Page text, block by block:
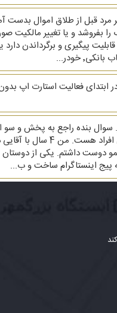
مرد قبل از طلاق اموال بدست
بفروشد و یا تغییر مالکیت
و قابل اثبات باشد٬ قابلیت پیگیری و برگرداندن
خودر...
ابتدای فعالیت استارت اپ
سوال بنده راجع به پخش و سو
از صفحاتِ شخصی افراد هست. من 4
دوست داشتم. یکی از
پیج اینستاگرام ساخت و ب...